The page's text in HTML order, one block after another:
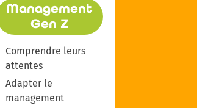
Management
Gen Z
Comprendre leurs
attentes
Adapter le
management